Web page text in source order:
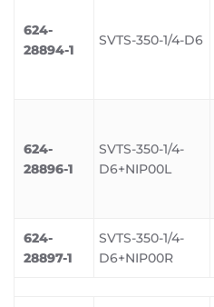
624-
28894-1
SVTS-350-1/4-D6
624-
28896-1
SVTS-350-1/4-
D6+NIP00L
624-
28897-1
SVTS-350-1/4-
D6+NIP00R